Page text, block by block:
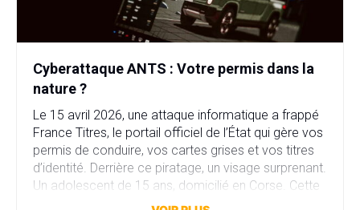
Cyberattaque ANTS : Votre permis dans la
nature ?
Le 15 avril 2026, une attaque informatique a frappé
France Titres, le portail officiel de l’État qui gère vos
permis de conduire, vos cartes grises et vos titres
d’identité. Derrière ce piratage, un visage surprenant.
Un adolescent de 15 ans, domicilié en Corse. Cette
attaque a compromis plus de 11,7 millions comptes